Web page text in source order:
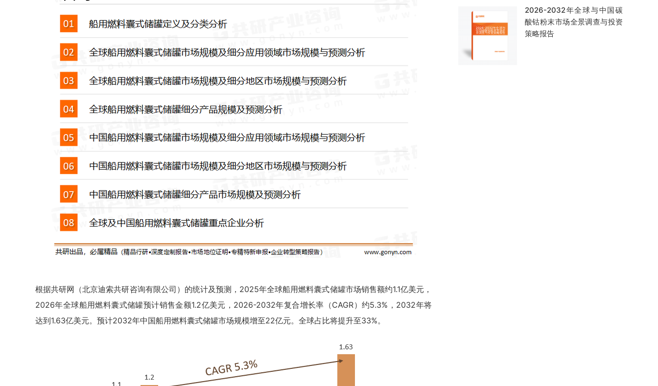
根据共研网（北京迪索共研咨询有限公司）的统计及预测，2025年全球船用燃料囊式储罐市场销售额约1.1亿美元，
2026年全球船用燃料囊式储罐预计销售金额1.2亿美元，2026-2032年复合增长率（CAGR）约5.3%，2032年将
达到1.63亿美元。预计2032年中国船用燃料囊式储罐市场规模增至22亿元。全球占比将提升至33%。
2026-2032年全球与中国碳
酸钴粉末市场全景调查与投资
策略报告